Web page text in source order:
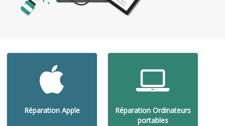
Réparation Apple
Réparation Ordinateurs
portables